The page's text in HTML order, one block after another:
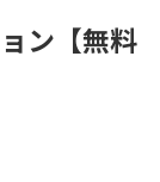
ン【無料